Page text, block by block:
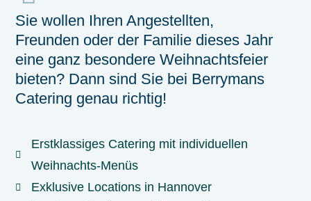
Sie wollen Ihren Angestellten,
Freunden oder der Familie dieses Jahr
eine ganz besondere Weihnachtsfeier
bieten? Dann sind Sie bei Berrymans
Catering genau richtig!
Erstklassiges Catering mit individuellen
Weihnachts-Menüs
Exklusive Locations in Hannover